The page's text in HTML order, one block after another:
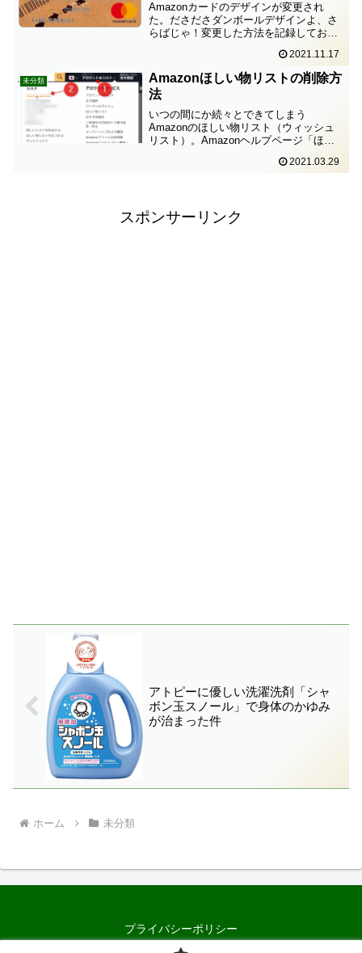
Amazonカードのデザインが変更され
た。ださださダンボールデザインよ、さ
らばじゃ！変更した方法を記録しておこ
き↓②汚損や破損によるカードの再発行＊
＊下へスクロールする。＊＊↓③三井住友
カードおよび...
2021.11.17
未分類
Amazonほしい物リストの削除方
法
いつの間にか続々とできてしまう
Amazonのほしい物リスト（ウィッシュ
リスト）。Amazonヘルプページ「ほし
分からない。やっと分かったので、リス
2021.03.29
スポンサーリンク
アトピーに優しい洗濯洗剤「シャ
ボン玉スノール」で身体のかゆみ
が治まった件
ホーム 未分類
プライバシーポリシー